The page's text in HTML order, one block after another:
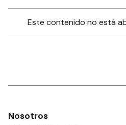
Este contenido no está
Nosotros